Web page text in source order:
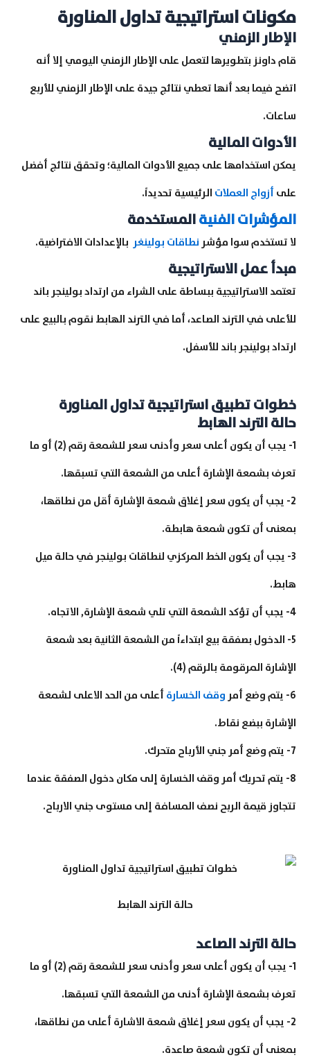
مكونات استراتيجية تداول المناورة
الإطار الزمني
قام داونز بتطويرها لتعمل على الإطار الزمني اليومي إلا أنه
اتضح فيما بعد أنها تعطي نتائج جيدة على الإطار الزمني للأربع
ساعات.
الأدوات المالية
يمكن استخدامها على جميع الأدوات المالية؛ وتحقق نتائج أفضل
على أزواج العملات الرئيسية تحديداً.
المؤشرات الفنيةالمستخدمة
لا تستخدم سوا مؤشر نطاقات بولينغر بالإعدادات الافتراضية.
مبدأ عمل الاستراتيجية
تعتمد الاستراتيجية ببساطة على الشراء من ارتداد بولينجر باند
للأعلى في الترند الصاعد، أما في الترند الهابط نقوم بالبيع على
ارتداد بولينجر باند للأسفل.
خطوات تطبيق استراتيجية تداول المناورة
حالة الترند الهابط
1- يجب أن يكون أعلى سعر وأدنى سعر للشمعة رقم (2) أو ما
تعرف بشمعة الإشارة أعلى من الشمعة التي تسبقها.
2- يجب أن يكون سعر إغلاق شمعة الإشارة أقل من نطاقها،
بمعنى أن تكون شمعة هابطة.
3- يجب أن يكون الخط المركزي لنطاقات بولينجر في حالة ميل
هابط.
4- يجب أن تؤكد الشمعة التي تلي شمعة الإشارة, الاتجاه.
5- الدخول بصفقة بيع ابتداءاً من الشمعة الثانية بعد شمعة
الإشارة المرقومة بالرقم (4).
6- يتم وضع أمر
وقف الخسارة أعلى من الحد الاعلى لشمعة
الإشارة ببضع نقاط.
7- يتم وضع أمر جني الأرباح متحرك.
8- يتم تحريك أمر وقف الخسارة إلى مكان دخول الصفقة عندما
تتجاوز قيمة الربح نصف المسافة إلى مستوى جني الارباح.
حالة الترند الهابط
حالة الترند الصاعد
1- يجب أن يكون أعلى سعر وأدنى سعر للشمعة رقم (2) أو ما
تعرف بشمعة الإشارة أدنى من الشمعة التي تسبقها.
2- يجب أن يكون سعر إغلاق شمعة الاشارة أعلى من نطاقها،
بمعنى أن تكون شمعة صاعدة.